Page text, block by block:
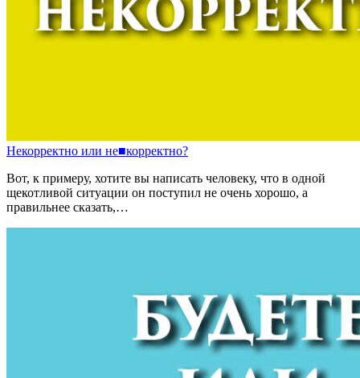
Некорректно или не■корректно?
Вот, к примеру, хотите вы написать человеку, что в одной
щекотливой ситуации он поступил не очень хорошо, а
правильнее сказать,…